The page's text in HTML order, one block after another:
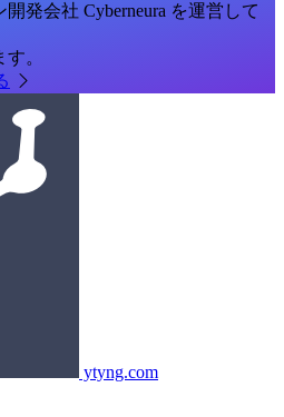
発会社 Cyberneura を運営して
。
ytyng.com